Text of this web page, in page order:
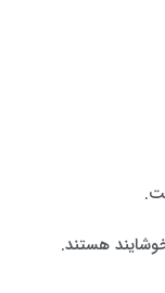
هستند.